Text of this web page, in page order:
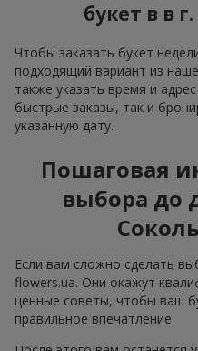
букет в в
Чтобы заказать букет
подходящий вариант из
также указать время и
быстрые заказы, так и
указанную дату.
Пошаговая
выбора до
Если вам сложно сделать
flowers.ua. Они окажут
ценные советы, чтобы ваш
правильное впечатление.